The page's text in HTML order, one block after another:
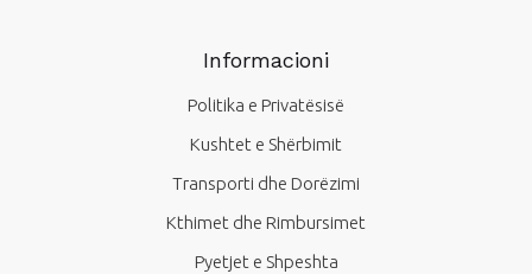
Informacioni
Politika e Privatësisë
Kushtet e Shërbimit
Transporti dhe Dorëzimi
Kthimet dhe Rimbursimet
Pyetjet e Shpeshta